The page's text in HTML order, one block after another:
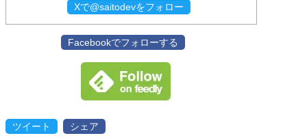
Xで@saitodevをフォロー
Facebookでフォローする
ツイート シェア